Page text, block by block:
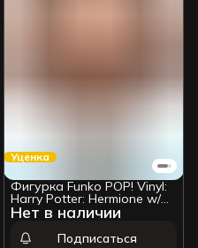
Уценка
Нет в наличии
Фигурка Funko POP! Vinyl:
Harry Potter: Hermione w/
Time Turner 14937 УЦЕНКА
Подписаться